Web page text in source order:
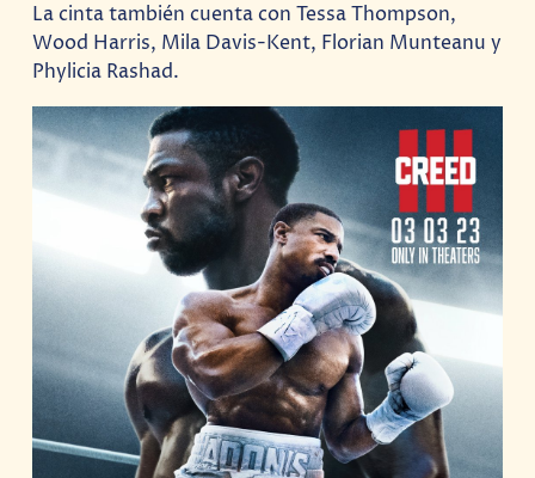
La cinta también cuenta con Tessa Thompson,
Wood Harris, Mila Davis-Kent, Florian Munteanu y
Phylicia Rashad.